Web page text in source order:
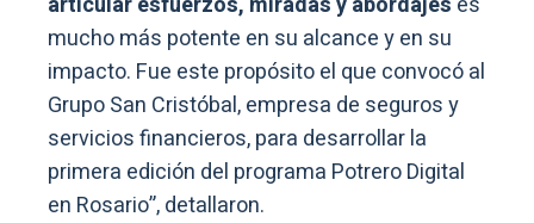
mucho más potente en su alcance y en su
impacto. Fue este propósito el que convocó al
Grupo San Cristóbal, empresa de seguros y
servicios financieros, para desarrollar la
primera edición del programa Potrero Digital
en Rosario”, detallaron.